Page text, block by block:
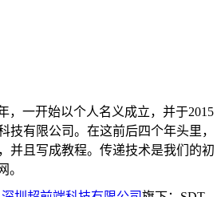
，一开始以个人名义成立，并于2015
技有限公司。在这前后四个年头里，
并且写成教程。传递技术是我们的初
。